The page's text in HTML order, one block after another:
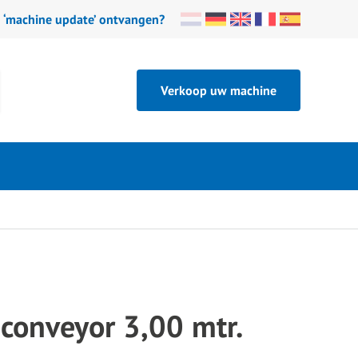
update’ ontvangen?
Verkoop uw machine
3,00 mtr.